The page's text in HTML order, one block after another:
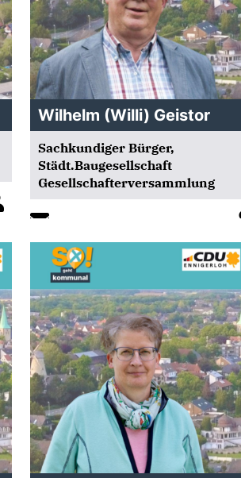
Wilhelm (Willi) Geistor
Sachkundiger Bürger,
Städt.Baugesellschaft
Gesellschafterversammlung